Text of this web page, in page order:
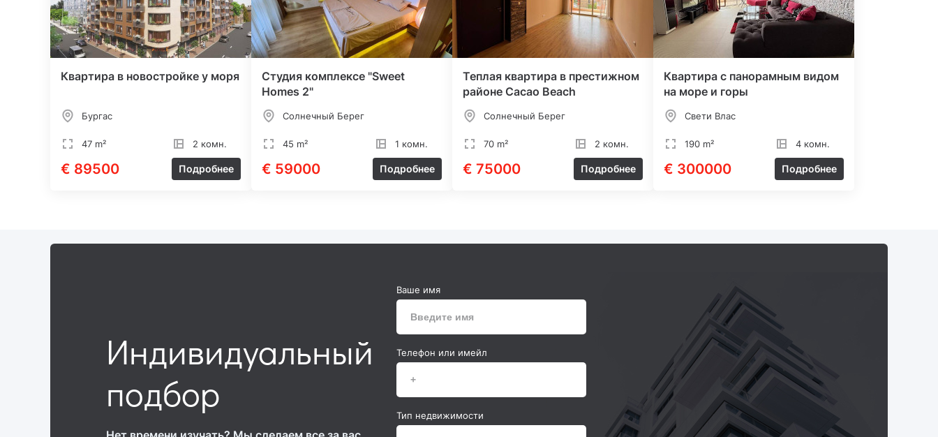
Квартира в новостройке у моря
Бургас
47 m² 2 комн.
€ 89500 Подробнее
Студия комплексе "Sweet
Homes 2"
Солнечный Берег
45 m² 1 комн.
€ 59000 Подробнее
Теплая квартира в престижном
районе Cacao Beach
Солнечный Берег
70 m² 2 комн.
€ 75000 Подробнее
Квартира с панорамным видом
на море и горы
Свети Влас
190 m² 4 комн.
€ 300000 Подробнее
Индивидуальный
подбор
Ваше имя
Телефон или имейл
Тип недвижимости